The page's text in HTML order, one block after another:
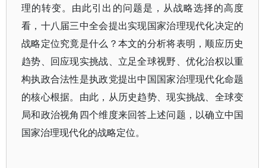
理的转变。由此引出的问题是，从战略选择的高度
看，十八届三中全会提出实现国家治理现代化决定的
战略定位究竟是什么？本文的分析将表明，顺应历史
趋势、回应现实挑战、立足全球视野、优化治权以重
构执政合法性是执政党提出中国国家治理现代化命题
的核心根据。由此，从历史趋势、现实挑战、全球变
局和政治视角四个维度来回答上述问题，以确立中国
国家治理现代化的战略定位。